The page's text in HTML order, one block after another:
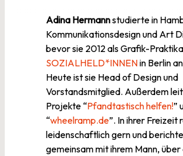
Adina Hermannstudierte in
Kommunikationsdesign und Art
bevor sie 2012 als Grafik-
SOZIALHELD*INNENin Berlin
Heute ist sie Head of Design und
Vorstandsmitglied. Außerdem
Projekte “Pfandtastisch helfen!”
“wheelramp.de”. In ihrer Freizeit
leidenschaftlich gern und
gemeinsam mit ihrem Mann, über